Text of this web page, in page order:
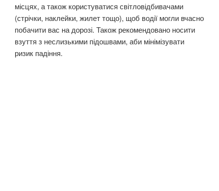
місцях, а також користуватися світловідбивачами
(стрічки, наклейки, жилет тощо), щоб водії могли вчасно
побачити вас на дорозі. Також рекомендовано носити
взуття з неслизькими підошвами, аби мінімізувати
ризик падіння.